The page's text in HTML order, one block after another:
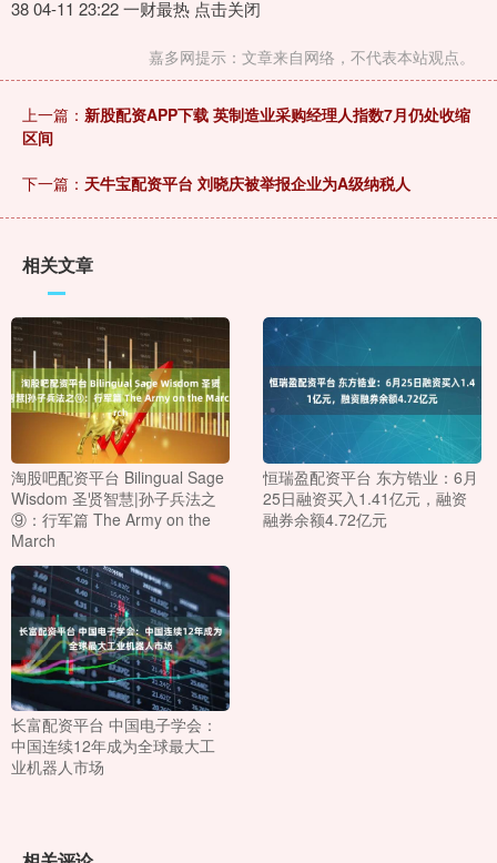
38 04-11 23:22 一财最热 点击关闭
嘉多网提示：文章来自网络，不代表本站观点。
上一篇： 新股配资APP下载 英制造业采购经理人指数7月仍处收缩
区间
下一篇： 天牛宝配资平台 刘晓庆被举报企业为A级纳税人
相关文章
淘股吧配资平台 Bilingual Sage
Wisdom 圣贤智慧|孙子兵法之
⑨：行军篇 The Army on the
March
恒瑞盈配资平台 东方锆业：6月
25日融资买入1.41亿元，融资
融券余额4.72亿元
长富配资平台 中国电子学会：
中国连续12年成为全球最大工
业机器人市场